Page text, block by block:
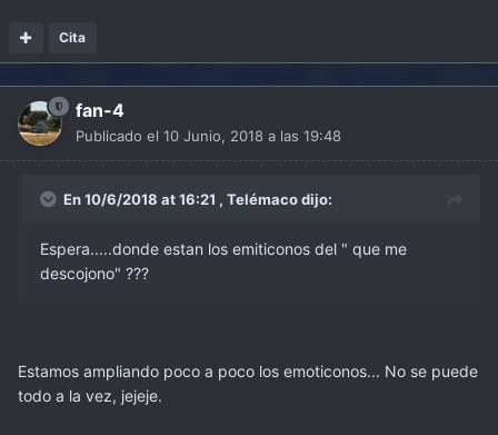
Cita
fan-4
Publicado el 10 Junio, 2018 a las 19:48
En 10/6/2018 at 16:21 , Telémacodijo:
Espera.....donde estan los emiticonos del " que me
descojono" ???
Estamos ampliando poco a poco los emoticonos... No se puede
todo a la vez, jejeje.